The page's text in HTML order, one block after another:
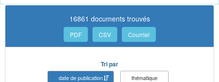
16861 documents trouvés
PDF CSV Courriel
Tri par
date de publication
thématique